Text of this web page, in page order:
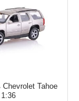
Tahoe